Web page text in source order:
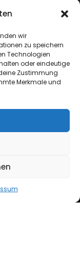
wir
zu speichern
Technologien
oder eindeutige
Zustimmung
Merkmale und
Reserved.